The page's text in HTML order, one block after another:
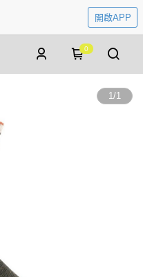
開啟APP
0
1/1